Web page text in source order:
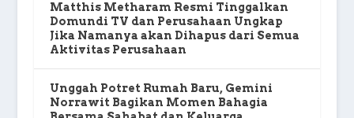
Matthis Metharam Resmi Tinggalkan
Domundi TV dan Perusahaan Ungkap
Jika Namanya akan Dihapus dari Semua
Aktivitas Perusahaan
Unggah Potret Rumah Baru, Gemini
Norrawit Bagikan Momen Bahagia